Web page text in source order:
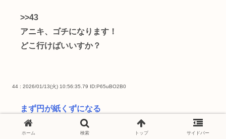
>>43
アニキ、ゴチになります！
どこ行けばいいすか？
44 : 2026/01/13(火) 10:56:35.79 ID:P65uBO2B0
まず円が紙くずになる
次に株が紙くずになる
ホーム 検索 トップ サイドバー